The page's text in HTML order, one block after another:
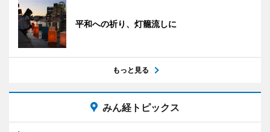
平和への祈り、灯籠流しに
もっと見る
みん経トピックス